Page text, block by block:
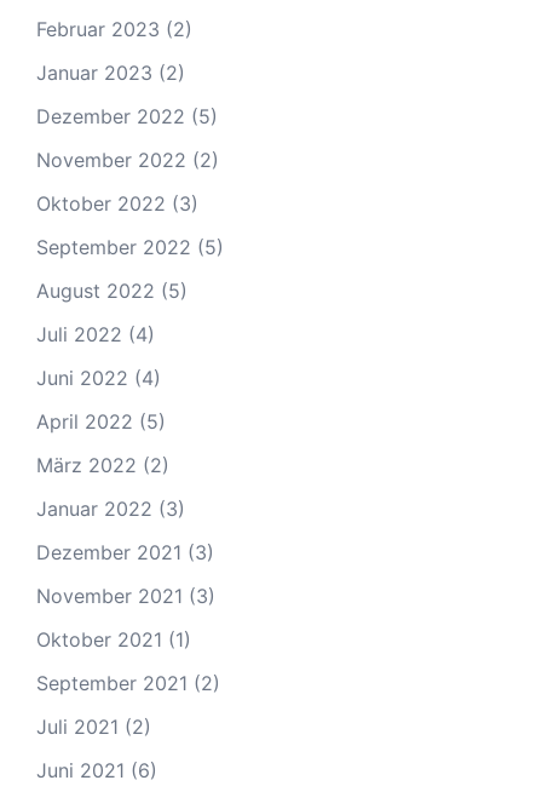
Februar 2023 (2)
Januar 2023 (2)
Dezember 2022 (5)
November 2022 (2)
Oktober 2022 (3)
September 2022 (5)
August 2022 (5)
Juli 2022 (4)
Juni 2022 (4)
April 2022 (5)
März 2022 (2)
Januar 2022 (3)
Dezember 2021 (3)
November 2021 (3)
Oktober 2021 (1)
September 2021 (2)
Juli 2021 (2)
Juni 2021 (6)